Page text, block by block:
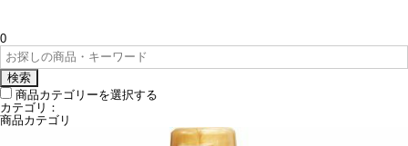
0
検索
商品カテゴリーを選択する
カテゴリ：
商品カテゴリ